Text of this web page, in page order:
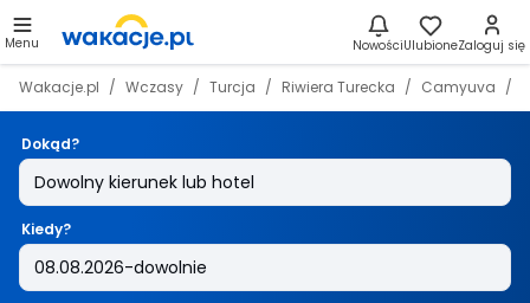
Menu NowościUlubioneZaloguj się
Wakacje.pl Wczasy Turcja Riwiera Turecka Camyuva
Dokąd?
Kiedy?